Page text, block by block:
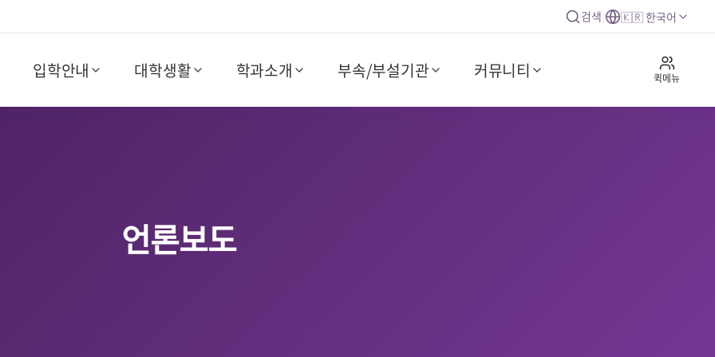
검색 🇰🇷 한국어
입학안내 대학생활 학과소개 부속/부설기관 커뮤니티 퀵메뉴
언론보도